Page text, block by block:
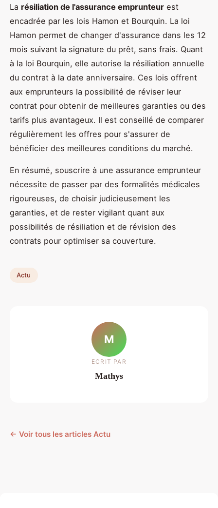
La résiliation de l'assurance emprunteur est
encadrée par les lois Hamon et Bourquin. La loi
Hamon permet de changer d'assurance dans les 12
mois suivant la signature du prêt, sans frais. Quant
à la loi Bourquin, elle autorise la résiliation annuelle
du contrat à la date anniversaire. Ces lois offrent
aux emprunteurs la possibilité de réviser leur
contrat pour obtenir de meilleures garanties ou des
tarifs plus avantageux. Il est conseillé de comparer
régulièrement les offres pour s'assurer de
bénéficier des meilleures conditions du marché.
En résumé, souscrire à une assurance emprunteur
nécessite de passer par des formalités médicales
rigoureuses, de choisir judicieusement les
garanties, et de rester vigilant quant aux
possibilités de résiliation et de révision des
contrats pour optimiser sa couverture.
Actu
M
ECRIT PAR
Mathys
← Voir tous les articles Actu